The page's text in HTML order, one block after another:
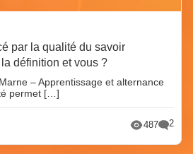
par la qualité du savoir
définition et vous ?
– Apprentissage et alternance
permet […]
487 2